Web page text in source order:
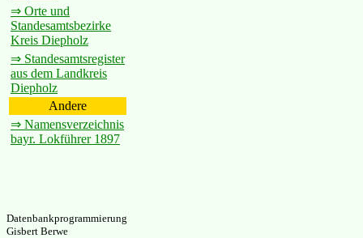
⇒ Orte und
Standesamtsbezirke
Kreis Diepholz
⇒ Standesamtsregister
aus dem Landkreis
Diepholz
Andere
⇒ Namensverzeichnis
bayr. Lokführer 1897
Datenbankprogrammierung
Gisbert Berwe